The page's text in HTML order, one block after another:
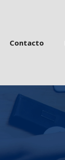
Contacto